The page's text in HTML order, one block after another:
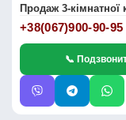
Продаж 3-
+38(067)900-90-95
📞